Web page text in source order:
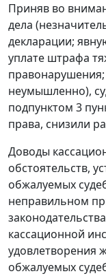
Приняв во
дела
декларации;
уплате штрафа
неумышленно),
подпунктом 3
права, снизили
Доводы
обстоятельств,
обжалуемых
неправильном
кассационной
удовлетворения
обжалуемых